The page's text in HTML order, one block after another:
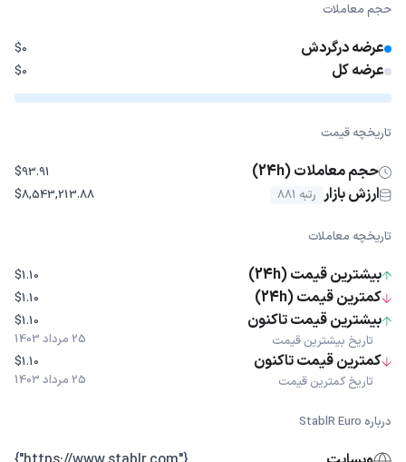
حجم معاملات
عرضه درگردش $0
عرضه کل $0
تاریخچه قیمت
حجم معاملات (24h) $93.91
ارزش بازار رتبه 881 $8,543,213.88
تاریخچه معاملات
بیشترین قیمت (24h) $1.10
کمترین قیمت (24h) $1.10
بیشترین قیمت تاکنون
تاریخ بیشترین قیمت
$1.10
25 مرداد 1403
کمترین قیمت تاکنون
تاریخ کمترین قیمت
$1.10
25 مرداد 1403
درباره StablR Euro